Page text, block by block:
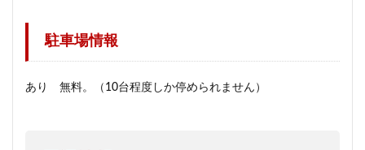
駐車場情報
あり 無料。（10台程度しか停められません）